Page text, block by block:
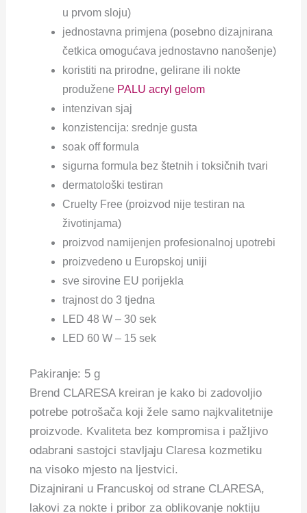
u prvom sloju)
jednostavna primjena (posebno dizajnirana
četkica omogućava jednostavno nanošenje)
koristiti na prirodne, gelirane ili nokte
produžene PALU acryl gelom
intenzivan sjaj
konzistencija: srednje gusta
soak off formula
sigurna formula bez štetnih i toksičnih tvari
dermatološki testiran
Cruelty Free (proizvod nije testiran na
životinjama)
proizvod namijenjen profesionalnoj upotrebi
proizvedeno u Europskoj uniji
sve sirovine EU porijekla
trajnost do 3 tjedna
LED 48 W – 30 sek
LED 60 W – 15 sek
Pakiranje: 5 g
Brend CLARESA kreiran je kako bi zadovoljio
potrebe potrošača koji žele samo najkvalitetnije
proizvode. Kvaliteta bez kompromisa i pažljivo
odabrani sastojci stavljaju Claresa kozmetiku
na visoko mjesto na ljestvici.
Dizajnirani u Francuskoj od strane CLARESA,
lakovi za nokte i pribor za oblikovanje noktiju